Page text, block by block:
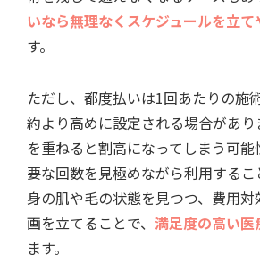
いなら無理なくスケジュールを立て
す。
ただし、都度払いは1回あたりの施
約より高めに設定される場合があり
を重ねると割高になってしまう可
要な回数を見極めながら利用するこ
身の肌や毛の状態を見つつ、費用
画を立てることで、 満足度の高い
ます。